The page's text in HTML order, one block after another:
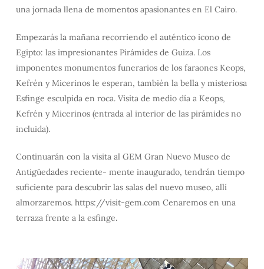
una jornada llena de momentos apasionantes en El Cairo.
Empezarás la mañana recorriendo el auténtico icono de
Egipto: las impresionantes Pirámides de Guiza. Los
imponentes monumentos funerarios de los faraones Keops,
Kefrén y Micerinos le esperan, también la bella y misteriosa
Esfinge esculpida en roca. Visita de medio día a Keops,
Kefrén y Micerinos (entrada al interior de las pirámides no
incluida).
Continuarán con la visita al GEM Gran Nuevo Museo de
Antigüedades reciente- mente inaugurado, tendrán tiempo
suficiente para descubrir las salas del nuevo museo, allí
almorzaremos. https://visit-gem.com Cenaremos en una
terraza frente a la esfinge.